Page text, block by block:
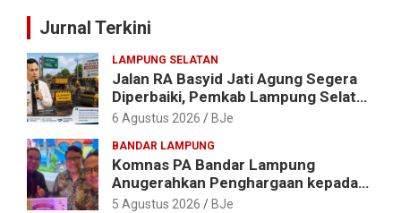
Jurnal Terkini
LAMPUNG SELATAN
Jalan RA Basyid Jati Agung Segera
Diperbaiki, Pemkab Lampung Selatan
Alokasikan Rp1,13 Miliar
6 Agustus 2026 BJe
BANDAR LAMPUNG
Komnas PA Bandar Lampung
Anugerahkan Penghargaan kepada
Kombes Pol. Alfret Jacob Tilukay
5 Agustus 2026 BJe